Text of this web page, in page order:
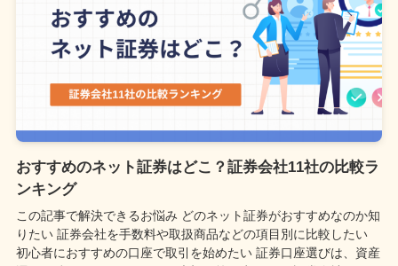
おすすめのネット証券はどこ？証券会社11社の比較ラ
ンキング
この記事で解決できるお悩み どのネット証券がおすすめなのか知
りたい 証券会社を手数料や取扱商品などの項目別に比較したい
初心者におすすめの口座で取引を始めたい 証券口座選びは、資産